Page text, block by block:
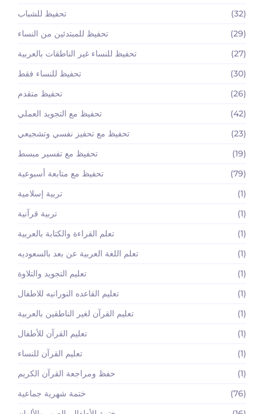
تحفيظ للشباب
(32)
تحفيظ للمبتدئين من النساء
(29)
تحفيظ للنساء غير الناطقات بالعربية
(27)
تحفيظ للنساء فقط
(30)
تحفيظ متقدم
(26)
تحفيظ مع التجويد العملي
(42)
تحفيظ مع تحفيز نفسي وتشجيعي
(23)
تحفيظ مع تفسير مبسط
(19)
تحفيظ مع متابعة أسبوعية
(79)
تربية إسلامية
(1)
تربية قرآنية
(1)
تعلم القراءة والكتابة بالعربية
(1)
تعلم اللغة العربية عن بعد بالسعوديه
(1)
تعليم التجويد والتلاوة
(1)
تعليم القاعده النورانيه للاطفال
(1)
تعليم القرآن لغير الناطقين بالعربية
(1)
تعليم القرآن للأطفال
(1)
تعليم القرآن للنساء
(1)
حفظ ومراجعة القرآن الكريم
(1)
ختمة شهرية جماعية
(76)